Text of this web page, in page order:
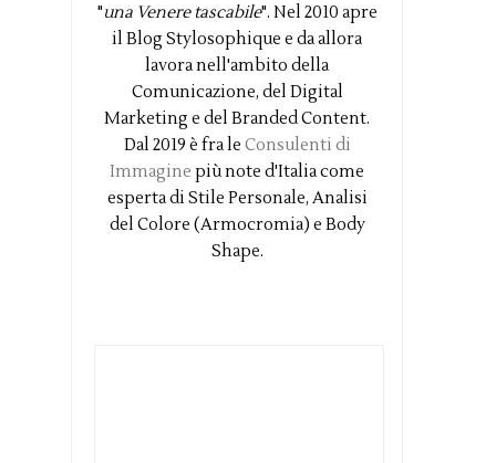
"una Venere tascabile". Nel 2010 apre
il Blog Stylosophique e da allora
lavora nell'ambito della
Comunicazione, del Digital
Marketing e del Branded Content.
Dal 2019 è fra le Consulenti di
Immagine più note d'Italia come
esperta di Stile Personale, Analisi
del Colore (Armocromia) e Body
Shape.